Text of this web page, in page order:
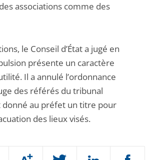
associations comme des
le Conseil d’État a jugé en
présente un caractère
Il a annulé l’ordonnance
des référés du tribunal
au préfet un titre pour
des lieux visés.